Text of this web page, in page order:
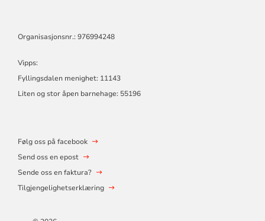
Organisasjonsnr.: 976994248
Vipps:
Fyllingsdalen menighet: 11143
Liten og stor åpen barnehage: 55196
Følg oss på facebook
Send oss en epost
Sende oss en faktura?
Tilgjengelighetserklæring